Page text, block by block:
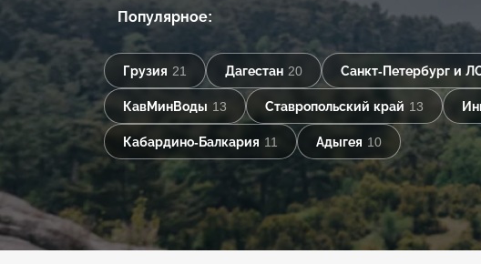
Популярное:
Грузия 21 Дагестан 20 Санкт-Петербург и
КавМинВоды 13 Ставропольский край 13
Кабардино-Балкария 11 Адыгея 10